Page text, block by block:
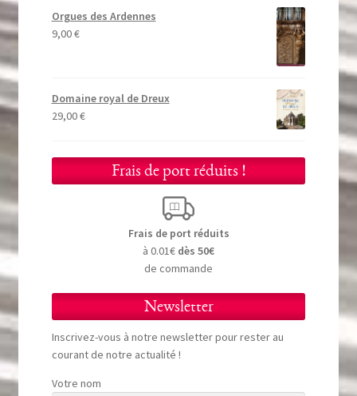
Orgues des Ardennes
9,00€
Domaine royal de Dreux
29,00€
Frais de port réduits !
Frais de port réduits
à 0.01€ dès 50€
de commande
Newsletter
Inscrivez-vous à notre newsletter pour rester au
courant de notre actualité !
Votre nom